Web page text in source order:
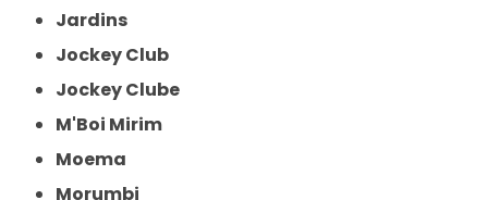
Jardins
Jockey Club
Jockey Clube
M'Boi Mirim
Moema
Morumbi